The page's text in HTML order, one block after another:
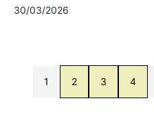
30/03/2026
1 2 3 4